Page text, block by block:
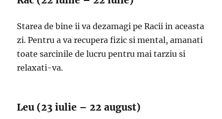
Starea de bine ii va dezamagi pe Racii in aceasta
zi. Pentru a va recupera fizic si mental, amanati
toate sarcinile de lucru pentru mai tarziu si
relaxati-va.
Leu (23 iulie – 22 august)